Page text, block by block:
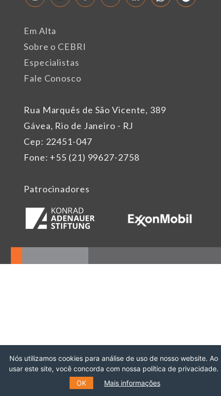
Rua Marquês de São Vicente, 389
Gávea, Rio de Janeiro - RJ
Cep: 22451-047
Fone: +55 (21) 99627-2758
Em Alta
Sobre o CEBRI
Especialistas
Fale Conosco
Patrocinadores
Nós utilizamos cookies para análise de uso de nosso website. Ao
usar este site, você concorda com nossa política de privacidade.
OK
Mais informações